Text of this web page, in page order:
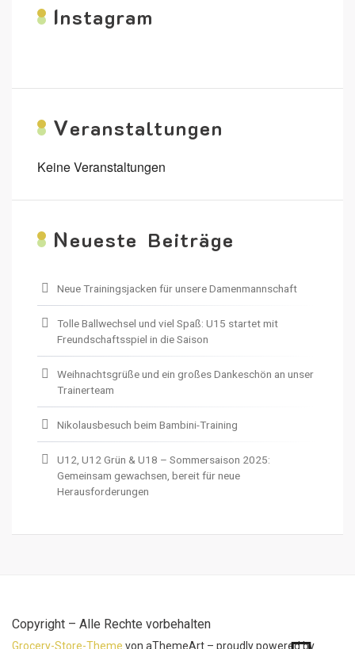
Instagram
Veranstaltungen
Keine Veranstaltungen
Neueste Beiträge
Neue Trainingsjacken für unsere Damenmannschaft
Tolle Ballwechsel und viel Spaß: U15 startet mit
Freundschaftsspiel in die Saison
Weihnachtsgrüße und ein großes Dankeschön an unser
Trainerteam
Nikolausbesuch beim Bambini-Training
U12, U12 Grün & U18 – Sommersaison 2025:
Gemeinsam gewachsen, bereit für neue
Herausforderungen
Copyright – Alle Rechte vorbehalten
Grocery-Store-Theme von aThemeArt – proudly powered by